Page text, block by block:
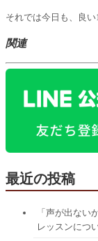
それでは今日も、良い
関連
最近の投稿
「声が出ない
レッスンにつ